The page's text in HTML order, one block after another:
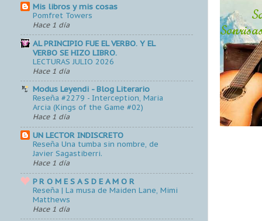
Mis libros y mis cosas
Pomfret Towers
Hace 1 día
AL PRINCIPIO FUE EL VERBO. Y EL
VERBO SE HIZO LIBRO.
LECTURAS JULIO 2026
Hace 1 día
Modus Leyendi - Blog Literario
Reseña #2279 - Interception, Maria
Arcia (Kings of the Game #02)
Hace 1 día
UN LECTOR INDISCRETO
Reseña Una tumba sin nombre, de
Javier Sagastiberri.
Hace 1 día
P R O M E S A S D E A M O R
Reseña | La musa de Maiden Lane, Mimi
Matthews
Hace 1 día